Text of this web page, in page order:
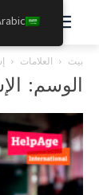
بيت العلامات
الوسم: